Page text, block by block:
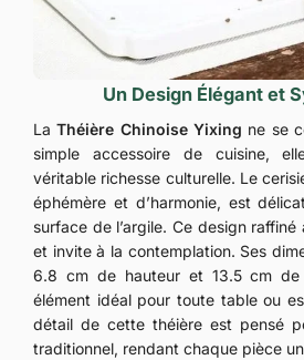
Un Design Élégant et
LaThéière Chinoise Yixing ne se
simple accessoire de cuisine,
véritable richesse culturelle. Le
éphémère et d’harmonie, est
surface de l’argile. Ce design
et invite à la contemplation. Ses
6.8 cm de hauteur et 13.5 cm
élément idéal pour toute table ou
détail de cette théière est pensé
traditionnel, rendant chaque pièce